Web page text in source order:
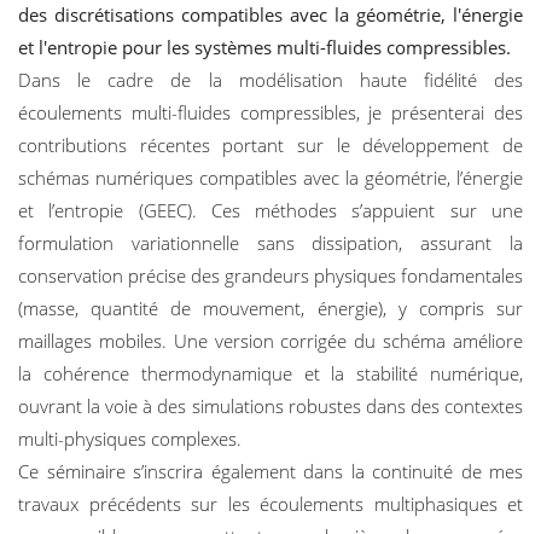
des discrétisations compatibles avec la géométrie, l'énergie
et l'entropie pour les systèmes multi-fluides compressibles.
Dans le cadre de la modélisation haute fidélité des
écoulements multi-fluides compressibles, je présenterai des
contributions récentes portant sur le développement de
schémas numériques compatibles avec la géométrie, l’énergie
et l’entropie (GEEC). Ces méthodes s’appuient sur une
formulation variationnelle sans dissipation, assurant la
conservation précise des grandeurs physiques fondamentales
(masse, quantité de mouvement, énergie), y compris sur
maillages mobiles. Une version corrigée du schéma améliore
la cohérence thermodynamique et la stabilité numérique,
ouvrant la voie à des simulations robustes dans des contextes
multi-physiques complexes.
Ce séminaire s’inscrira également dans la continuité de mes
travaux précédents sur les écoulements multiphasiques et